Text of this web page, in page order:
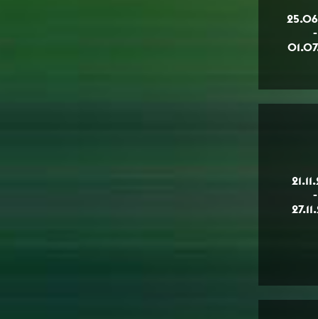
-
-